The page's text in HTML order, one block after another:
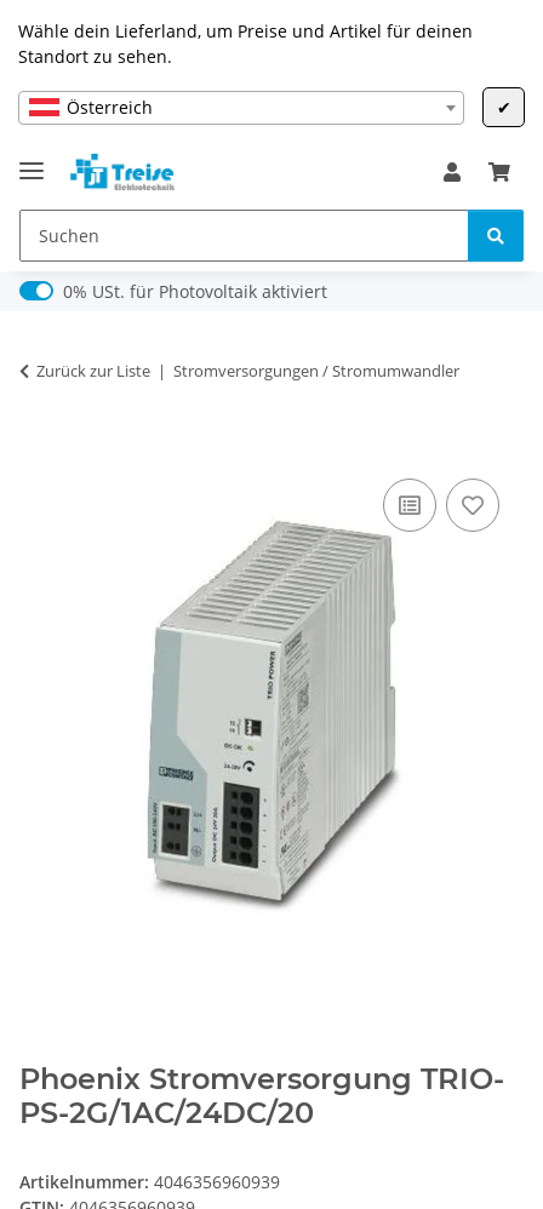
Wähle dein Lieferland, um Preise und Artikel für deinen
Standort zu sehen.
Österreich ✔
0% USt. für Photovoltaik (§ 12 Abs. 3 UStG)
0% USt. für Photovoltaik aktiviert
Zurück zur Liste Stromversorgungen / Stromumwandler
Phoenix Stromversorgung TRIO-
PS-2G/1AC/24DC/20
Artikelnummer: 4046356960939